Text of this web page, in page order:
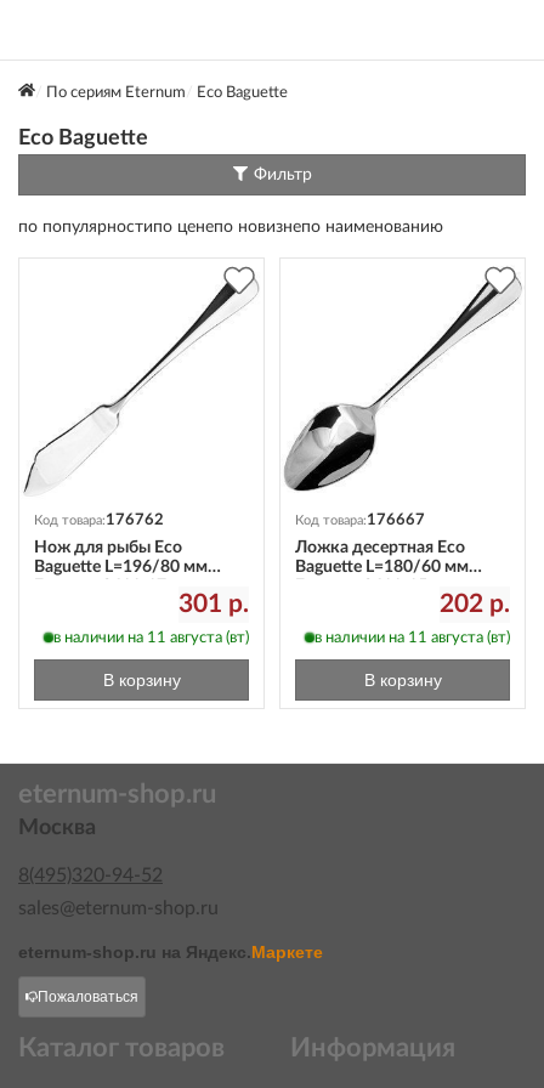
По сериям Eternum Eco Baguette
Eco Baguette
Фильтр
по популярностипо ценепо новизнепо наименованию
Код товара:176762
Нож для рыбы Eco
Baguette L=196/80 мм
301 р.
в наличии на 11 августа (вт)
В корзину
Код товара:176667
Ложка десертная Eco
Baguette L=180/60 мм
202 р.
в наличии на 11 августа (вт)
В корзину
eternum-shop.ru
Москва
8(495)320-94-52
sales@eternum-shop.ru
eternum-shop.ru на Яндекс.Маркете
Пожаловаться
Каталог товаров Информация